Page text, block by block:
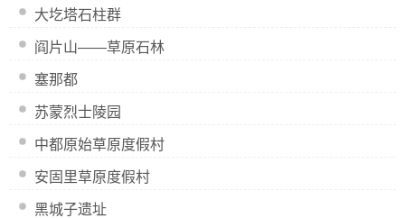
大圪塔石柱群
阎片山——草原石林
塞那都
苏蒙烈士陵园
中都原始草原度假村
安固里草原度假村
黑城子遗址